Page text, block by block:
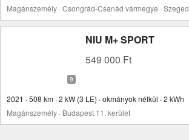
Magánszemély · Csongrád-Csanád vármegye · Szeged
NIU M+ SPORT
549 000 Ft
2021 · 508 km · 2 kW (3 LE) · okmányok nélkül · 2 kWh
Magánszemély · Budapest 11. kerület